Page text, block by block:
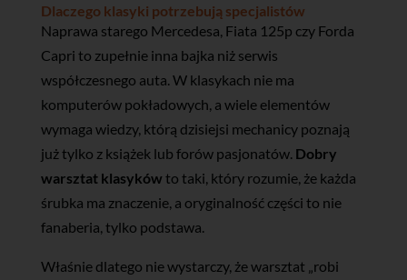
Dlaczego klasyki potrzebują specjalistów
Naprawa starego Mercedesa, Fiata 125p czy Forda
Capri to zupełnie inna bajka niż serwis
współczesnego auta. W klasykach nie ma
komputerów pokładowych, a wiele elementów
wymaga wiedzy, którą dzisiejsi mechanicy poznają
już tylko z książek lub forów pasjonatów. Dobry
warsztat klasyków to taki, który rozumie, że każda
śrubka ma znaczenie, a oryginalność części to nie
fanaberia, tylko podstawa.
Właśnie dlatego nie wystarczy, że warsztat „robi